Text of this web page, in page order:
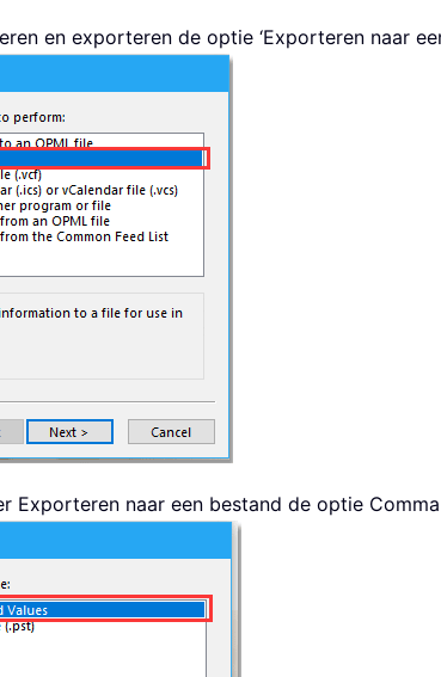
en exporteren de optie ‘Exporteren naar
Exporteren naar een bestand de optie